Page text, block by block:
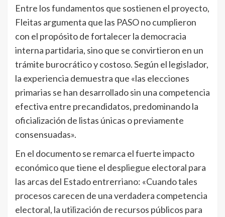
Entre los fundamentos que sostienen el proyecto,
Fleitas argumenta que las PASO no cumplieron
con el propósito de fortalecer la democracia
interna partidaria, sino que se convirtieron en un
trámite burocrático y costoso. Según el legislador,
la experiencia demuestra que «las elecciones
primarias se han desarrollado sin una competencia
efectiva entre precandidatos, predominando la
oficialización de listas únicas o previamente
consensuadas».
En el documento se remarca el fuerte impacto
económico que tiene el despliegue electoral para
las arcas del Estado entrerriano: «Cuando tales
procesos carecen de una verdadera competencia
electoral, la utilización de recursos públicos para